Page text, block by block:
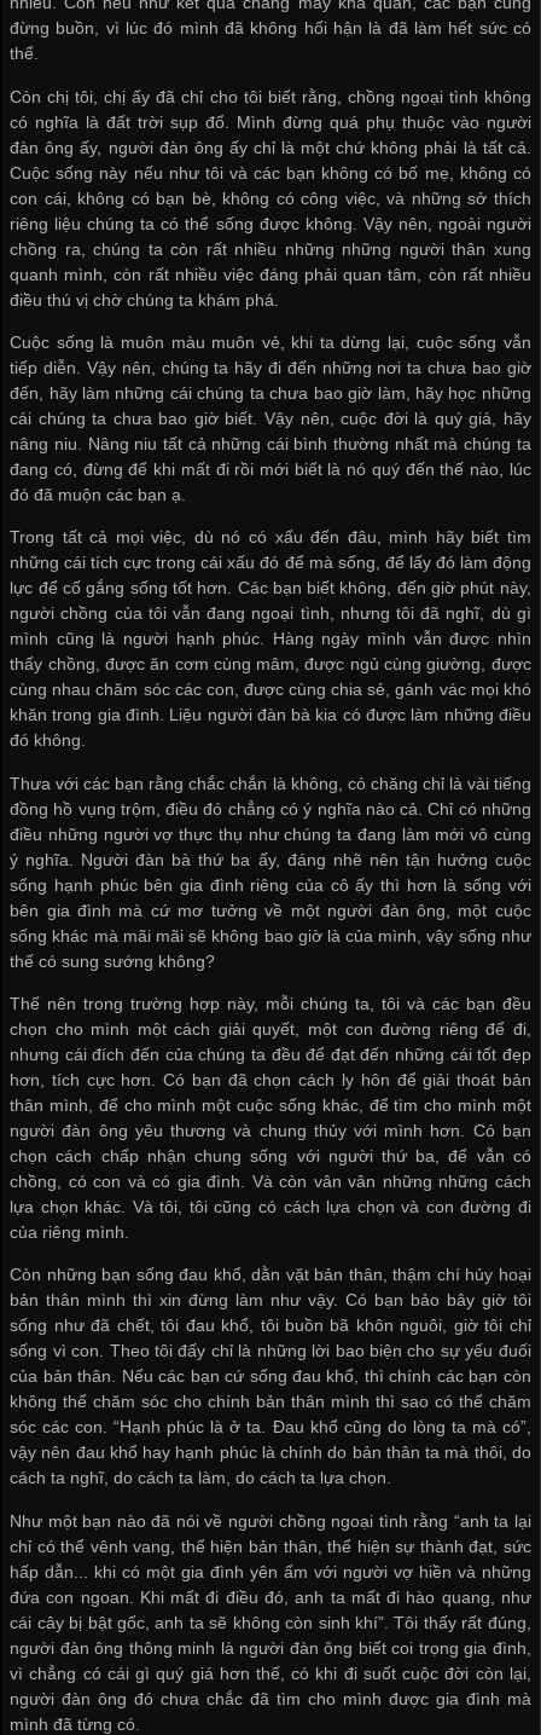
đừng buồn, vì lúc đó mình đã không hối hận là đã làm hết sức có
thể.
Còn chị tôi, chị ấy đã chỉ cho tôi biết rằng, chồng ngoại tình không
có nghĩa là đất trời sụp đổ. Mình đừng quá phụ thuộc vào người
đàn ông ấy, người đàn ông ấy chỉ là một chứ không phải là tất cả.
Cuộc sống này nếu như tôi và các bạn không có bố mẹ, không có
con cái, không có bạn bè, không có công việc, và những sở thích
riêng liệu chúng ta có thể sống được không. Vậy nên, ngoài người
chồng ra, chúng ta còn rất nhiều những những người thân xung
quanh mình, còn rất nhiều việc đáng phải quan tâm, còn rất nhiều
điều thú vị chờ chúng ta khám phá.
Cuộc sống là muôn màu muôn vẻ, khi ta dừng lại, cuộc sống vẫn
tiếp diễn. Vậy nên, chúng ta hãy đi đến những nơi ta chưa bao giờ
đến, hãy làm những cái chúng ta chưa bao giờ làm, hãy học những
cái chúng ta chưa bao giờ biết. Vậy nên, cuộc đời là quý giá, hãy
nâng niu. Nâng niu tất cả những cái bình thường nhất mà chúng ta
đang có, đừng để khi mất đi rồi mới biết là nó quý đến thế nào, lúc
đó đã muộn các bạn ạ.
Trong tất cả mọi việc, dù nó có xấu đến đâu, mình hãy biết tìm
những cái tích cực trong cái xấu đó để mà sống, để lấy đó làm động
lực để cố gắng sống tốt hơn. Các bạn biết không, đến giờ phút này,
người chồng của tôi vẫn đang ngoại tình, nhưng tôi đã nghĩ, dù gì
mình cũng là người hạnh phúc. Hàng ngày mình vẫn được nhìn
thấy chồng, được ăn cơm cùng mâm, được ngủ cùng giường, được
cùng nhau chăm sóc các con, được cùng chia sẻ, gánh vác mọi khó
khăn trong gia đình. Liệu người đàn bà kia có được làm những điều
đó không.
Thưa với các bạn rằng chắc chắn là không, có chăng chỉ là vài tiếng
đồng hồ vụng trộm, điều đó chẳng có ý nghĩa nào cả. Chỉ có những
điều những người vợ thực thụ như chúng ta đang làm mới vô cùng
ý nghĩa. Người đàn bà thứ ba ấy, đáng nhẽ nên tận hưởng cuộc
sống hạnh phúc bên gia đình riêng của cô ấy thì hơn là sống với
bên gia đình mà cứ mơ tưởng về một người đàn ông, một cuộc
sống khác mà mãi mãi sẽ không bao giờ là của mình, vậy sống như
thế có sung sướng không?
Thế nên trong trường hợp này, mỗi chúng ta, tôi và các bạn đều
chọn cho mình một cách giải quyết, một con đường riêng để đi,
nhưng cái đích đến của chúng ta đều để đạt đến những cái tốt đẹp
hơn, tích cực hơn. Có bạn đã chọn cách ly hôn để giải thoát bản
thân mình, để cho mình một cuộc sống khác, để tìm cho mình một
người đàn ông yêu thương và chung thủy với mình hơn. Có bạn
chọn cách chấp nhận chung sống với người thứ ba, để vẫn có
chồng, có con và có gia đình. Và còn vân vân những những cách
lựa chọn khác. Và tôi, tôi cũng có cách lựa chọn và con đường đi
của riêng mình.
Còn những bạn sống đau khổ, dằn vặt bản thân, thậm chí hủy hoại
bản thân mình thì xin đừng làm như vậy. Có bạn bảo bây giờ tôi
sống như đã chết, tôi đau khổ, tôi buồn bã khôn nguôi, giờ tôi chỉ
sống vì con. Theo tôi đấy chỉ là những lời bao biện cho sự yếu đuối
của bản thân. Nếu các bạn cứ sống đau khổ, thì chính các bạn còn
không thể chăm sóc cho chính bản thân mình thì sao có thể chăm
sóc các con. “Hạnh phúc là ở ta. Đau khổ cũng do lòng ta mà có”,
vậy nên đau khổ hay hạnh phúc là chính do bản thân ta mà thôi, do
cách ta nghĩ, do cách ta làm, do cách ta lựa chọn.
Như một bạn nào đã nói về người chồng ngoại tình rằng “anh ta lại
chỉ có thể vênh vang, thể hiện bản thân, thể hiện sự thành đạt, sức
hấp dẫn... khi có một gia đình yên ấm với người vợ hiền và những
đứa con ngoan. Khi mất đi điều đó, anh ta mất đi hào quang, như
cái cây bị bật gốc, anh ta sẽ không còn sinh khí”. Tôi thấy rất đúng,
người đàn ông thông minh là người đàn ông biết coi trọng gia đình,
vì chẳng có cái gì quý giá hơn thế, có khi đi suốt cuộc đời còn lại,
người đàn ông đó chưa chắc đã tìm cho mình được gia đình mà
mình đã từng có.